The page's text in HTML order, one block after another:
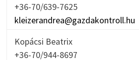
+36-70/639-7625
kleizerandrea@gazdakontroll.hu
Kopácsi Beatrix
+36-70/944-8697